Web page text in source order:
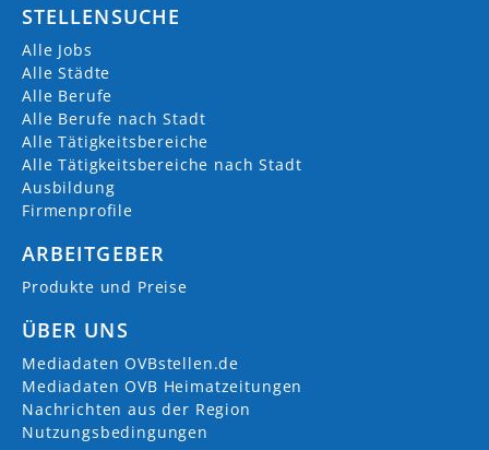
STELLENSUCHE
Alle Jobs
Alle Städte
Alle Berufe
Alle Berufe nach Stadt
Alle Tätigkeitsbereiche
Alle Tätigkeitsbereiche nach Stadt
Ausbildung
Firmenprofile
ARBEITGEBER
Produkte und Preise
ÜBER UNS
Mediadaten OVBstellen.de
Mediadaten OVB Heimatzeitungen
Nachrichten aus der Region
Nutzungsbedingungen